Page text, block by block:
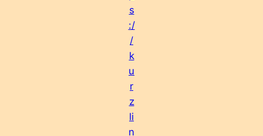
s
:/
/
k
u
r
z
li
n